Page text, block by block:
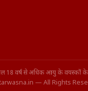
18 वर्ष से अधिक आयु के वयस्कों
— All Rights